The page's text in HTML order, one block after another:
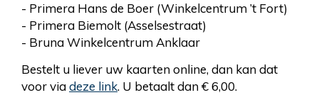
- Primera Hans de Boer (Winkelcentrum ’t Fort)
- Primera Biemolt (Asselsestraat)
- Bruna Winkelcentrum Anklaar
Bestelt u liever uw kaarten online, dan kan dat
voor viadeze link. U betaalt dan € 6,00.